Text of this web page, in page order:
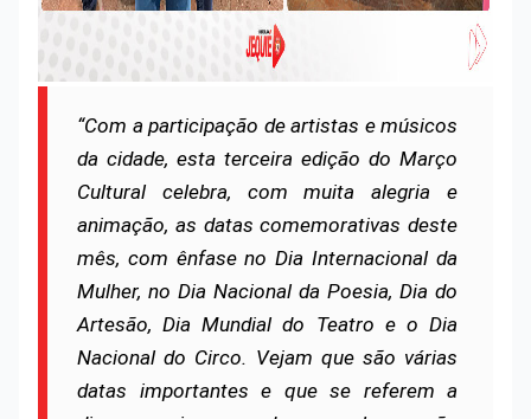
“Com a participação de artistas e músicos
da cidade, esta terceira edição do Março
Cultural celebra, com muita alegria e
animação, as datas comemorativas deste
mês, com ênfase no Dia Internacional da
Mulher, no Dia Nacional da Poesia, Dia do
Artesão, Dia Mundial do Teatro e o Dia
Nacional do Circo. Vejam que são várias
datas importantes e que se referem a